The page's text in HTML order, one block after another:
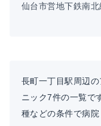
仙台市営地下鉄南北
長町一丁目駅周辺
ニック7件の一覧で
種などの条件で病院